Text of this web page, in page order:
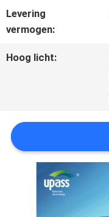
NEEM
CONTACT
OP
NIEUWS
Levering
vermogen:
Hoog licht: